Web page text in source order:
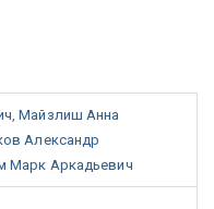
,Майзлиш Анна
Александр
Марк Аркадьевич